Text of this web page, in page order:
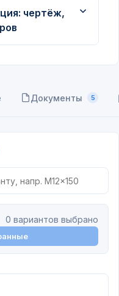
чертёж,
Документы 5
0 вариантов выбрано